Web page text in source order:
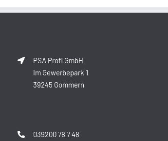
PSA Profi GmbH
Im Gewerbepark 1
39245 Gommern
039200 78 7 48